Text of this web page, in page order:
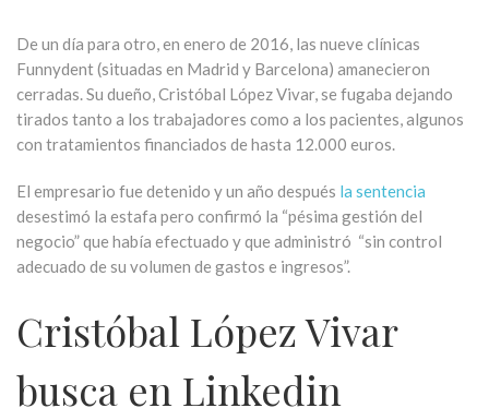
De un día para otro, en enero de 2016, las nueve clínicas
Funnydent (situadas en Madrid y Barcelona) amanecieron
cerradas. Su dueño, Cristóbal López Vivar, se fugaba dejando
tirados tanto a los trabajadores como a los pacientes, algunos
con tratamientos financiados de hasta 12.000 euros.
El empresario fue detenido y un año después la sentencia
desestimó la estafa pero confirmó la “pésima gestión del
negocio” que había efectuado y que administró “sin control
adecuado de su volumen de gastos e ingresos”.
Cristóbal López Vivar
busca en Linkedin